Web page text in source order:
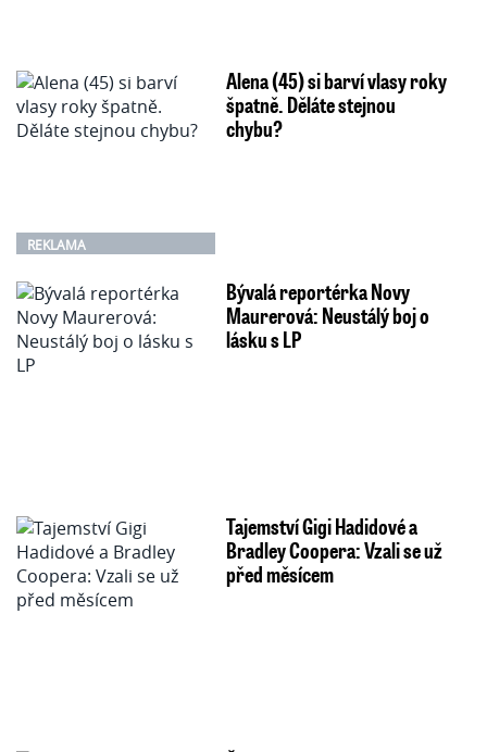
REKLAMA
Alena (45) si barví vlasy roky
špatně. Děláte stejnou
chybu?
Bývalá reportérka Novy
Maurerová: Neustálý boj o
lásku s LP
Tajemství Gigi Hadidové a
Bradley Coopera: Vzali se už
před měsícem